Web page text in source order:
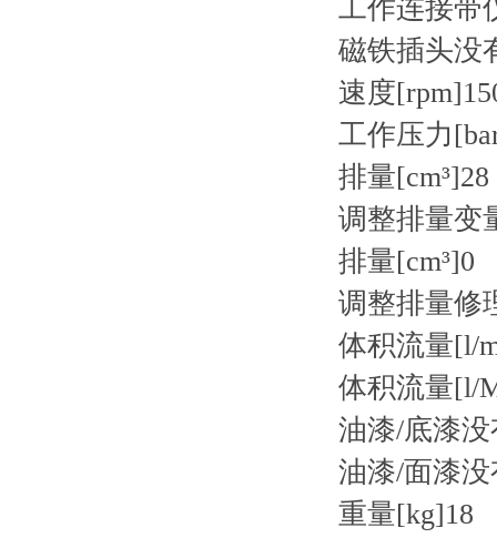
工作连接带
磁铁插头没
速度[rpm]
工作压力
排量[cm³]28
调整排量变
排量[cm³]0
调整排量修
体积流量[l/
体积流量[l/
油漆/底漆没
油漆/面漆没
重量[kg]18